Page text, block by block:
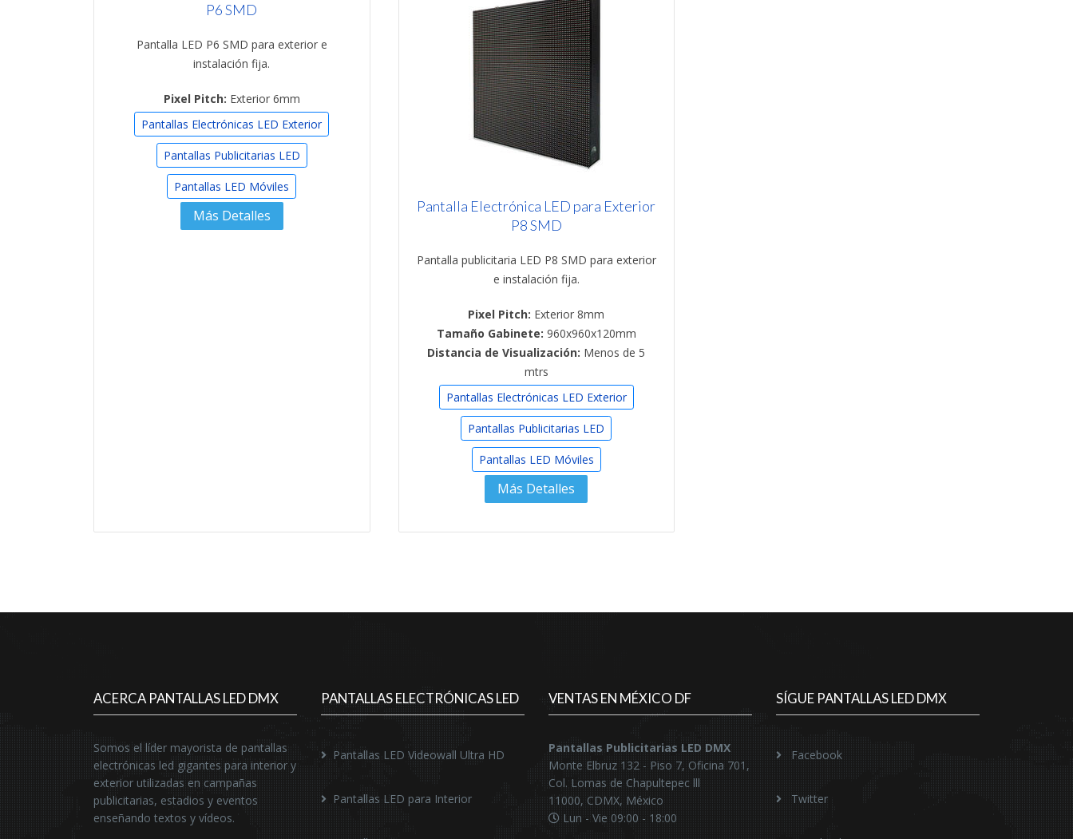
P6 SMD
Pantalla LED P6 SMD para exterior e
instalación fija.
Pixel Pitch: Exterior 6mm
Pantallas Electrónicas LED Exterior
Pantallas Publicitarias LED
Pantallas LED Móviles
Más Detalles
Pantalla Electrónica LED para Exterior
P8 SMD
Pantalla publicitaria LED P8 SMD para exterior
e instalación fija.
Pixel Pitch: Exterior 8mm
Tamaño Gabinete: 960x960x120mm
Distancia de Visualización: Menos de 5
mtrs
Pantallas Electrónicas LED Exterior
Pantallas Publicitarias LED
Pantallas LED Móviles
Más Detalles
ACERCA PANTALLAS LED DMX
Somos el líder mayorista de pantallas
electrónicas led gigantes para interior y
exterior utilizadas en campañas
publicitarias, estadios y eventos
enseñando textos y vídeos.
PANTALLAS ELECTRÓNICAS LED
Pantallas LED Videowall Ultra HD
Pantallas LED para Interior
VENTAS EN MÉXICO DF
Pantallas Publicitarias LED DMX
Monte Elbruz 132 - Piso 7, Oficina 701,
Col. Lomas de Chapultepec lll
11000, CDMX, México
Lun - Vie 09:00 - 18:00
SÍGUE PANTALLAS LED DMX
Facebook
Twitter